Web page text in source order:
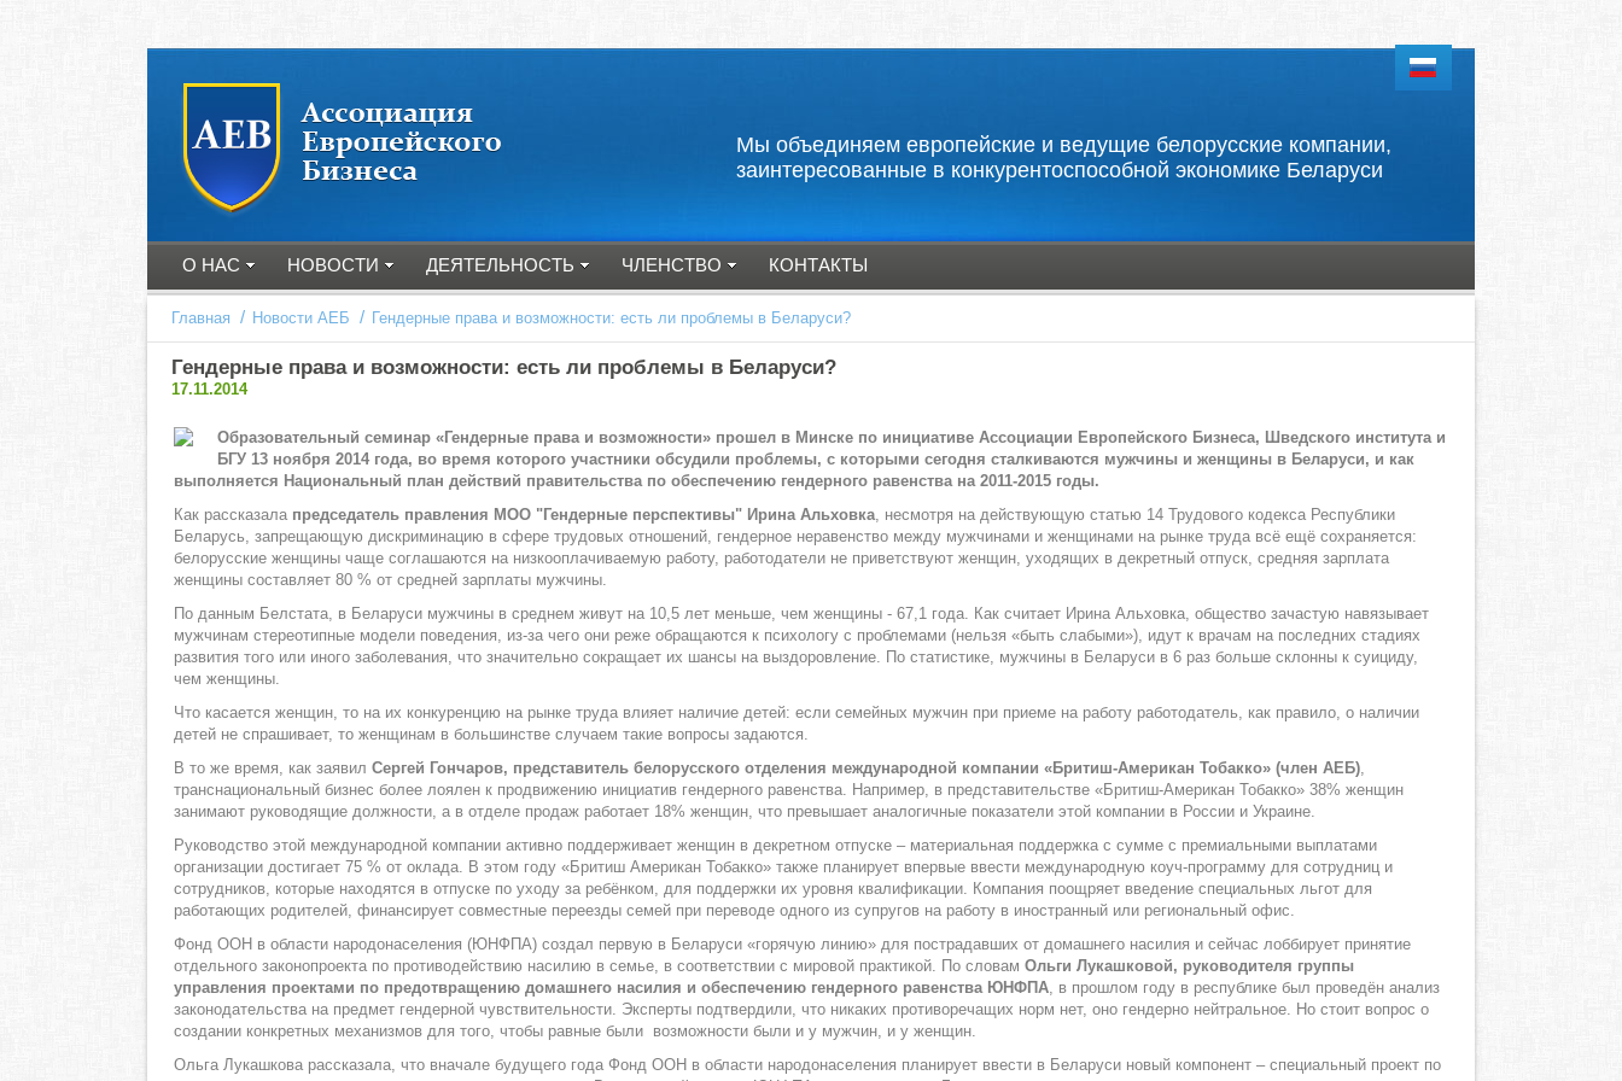
О НАС НОВОСТИ ДЕЯТЕЛЬНОСТЬ ЧЛЕНСТВО КОНТАКТЫ
Мы объединяем европейские и ведущие белорусские компании,
заинтересованные в конкурентоспособной экономике Беларуси
Главная / Новости АЕБ / Гендерные права и возможности: есть ли проблемы в Беларуси?
Гендерные права и возможности: есть ли проблемы в Беларуси?
17.11.2014
Образовательный семинар «Гендерные права и возможности» прошел в Минске по инициативе Ассоциации Европейского Бизнеса, Шведского института и
БГУ 13 ноября 2014 года, во время которого участники обсудили проблемы, с которыми сегодня сталкиваются мужчины и женщины в Беларуси, и как
выполняется Национальный план действий правительства по обеспечению гендерного равенства на 2011-2015 годы.
Как рассказала председатель правления МОО "Гендерные перспективы" Ирина Альховка, несмотря на действующую статью 14 Трудового кодекса Республики
Беларусь, запрещающую дискриминацию в сфере трудовых отношений, гендерное неравенство между мужчинами и женщинами на рынке труда всё ещё сохраняется:
белорусские женщины чаще соглашаются на низкооплачиваемую работу, работодатели не приветствуют женщин, уходящих в декретный отпуск, средняя зарплата
женщины составляет 80 % от средней зарплаты мужчины.
По данным Белстата, в Беларуси мужчины в среднем живут на 10,5 лет меньше, чем женщины - 67,1 года. Как считает Ирина Альховка, общество зачастую навязывает
мужчинам стереотипные модели поведения, из-за чего они реже обращаются к психологу с проблемами (нельзя «быть слабыми»), идут к врачам на последних стадиях
развития того или иного заболевания, что значительно сокращает их шансы на выздоровление. По статистике, мужчины в Беларуси в 6 раз больше склонны к суициду,
чем женщины.
Что касается женщин, то на их конкуренцию на рынке труда влияет наличие детей: если семейных мужчин при приеме на работу работодатель, как правило, о наличии
детей не спрашивает, то женщинам в большинстве случаем такие вопросы задаются.
В то же время, как заявил Сергей Гончаров, представитель белорусского отделения международной компании «Бритиш-Американ Тобакко» (член АЕБ),
транснациональный бизнес более лоялен к продвижению инициатив гендерного равенства. Например, в представительстве «Бритиш-Американ Тобакко» 38% женщин
занимают руководящие должности, а в отделе продаж работает 18% женщин, что превышает аналогичные показатели этой компании в России и Украине.
Руководство этой международной компании активно поддерживает женщин в декретном отпуске – материальная поддержка с сумме с премиальными выплатами
организации достигает 75 % от оклада. В этом году «Бритиш Американ Тобакко» также планирует впервые ввести международную коуч-программу для сотрудниц и
сотрудников, которые находятся в отпуске по уходу за ребёнком, для поддержки их уровня квалификации. Компания поощряет введение специальных льгот для
работающих родителей, финансирует совместные переезды семей при переводе одного из супругов на работу в иностранный или региональный офис.
Фонд ООН в области народонаселения (ЮНФПА) создал первую в Беларуси «горячую линию» для пострадавших от домашнего насилия и сейчас лоббирует принятие
отдельного законопроекта по противодействию насилию в семье, в соответствии с мировой практикой. По словам Ольги Лукашковой, руководителя группы
управления проектами по предотвращению домашнего насилия и обеспечению гендерного равенства ЮНФПА, в прошлом году в республике был проведён анализ
законодательства на предмет гендерной чувствительности. Эксперты подтвердили, что никаких противоречащих норм нет, оно гендерно нейтральное. Но стоит вопрос о
создании конкретных механизмов для того, чтобы равные были возможности были и у мужчин, и у женщин.
Ольга Лукашкова рассказала, что вначале будущего года Фонд ООН в области народонаселения планирует ввести в Беларуси новый компонент – специальный проект по